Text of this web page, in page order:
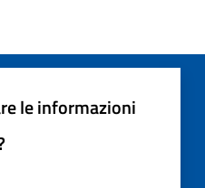
le informazioni